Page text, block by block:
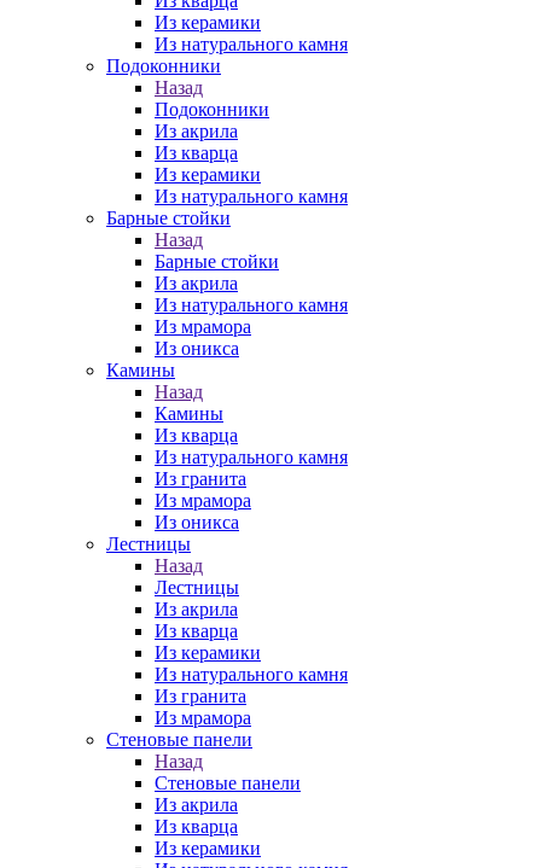
Из керамики
Из натурального камня
Подоконники
Назад
Подоконники
Из акрила
Из кварца
Из керамики
Из натурального камня
Барные стойки
Назад
Барные стойки
Из акрила
Из натурального камня
Из мрамора
Из оникса
Камины
Назад
Камины
Из кварца
Из натурального камня
Из гранита
Из мрамора
Из оникса
Лестницы
Назад
Лестницы
Из акрила
Из кварца
Из керамики
Из натурального камня
Из гранита
Из мрамора
Стеновые панели
Назад
Стеновые панели
Из акрила
Из кварца
Из керамики